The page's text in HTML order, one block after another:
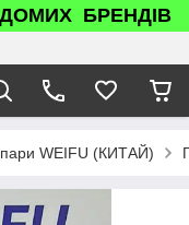
БРЕНДІВ
WEIFU (КИТАЙ)